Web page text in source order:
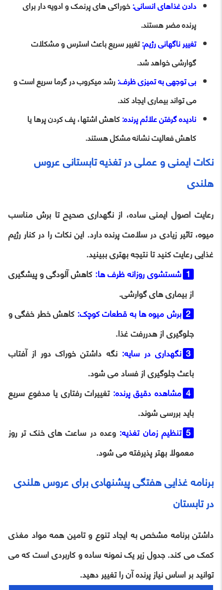
دادن غذاهای انسانی:خوراکی های پرنمک و ادویه دار برای
پرنده مضر هستند.
تغییر ناگهانی رژیم:تغییر سریع باعث استرس و مشکلات
گوارشی خواهد شد.
بی توجهی به تمیزی ظرف:رشد میکروب در گرما سریع است و
می تواند بیماری ایجاد کند.
نادیده گرفتن علائم پرنده:کاهش اشتها، پف کردن پرها یا
کاهش فعالیت نشانه مشکل هستند.
نکات ایمنی و عملی در تغذیه تابستانی عروس
هلندی
رعایت اصول ایمنی ساده، از نگهداری صحیح تا برش مناسب
میوه، تاثیر زیادی در سلامت پرنده دارد. این نکات را در کنار رژیم
غذایی رعایت کنید تا نتیجه بهتری ببینید.
شستشوی روزانه ظرف ها:کاهش آلودگی و پیشگیری
از بیماری های گوارشی.
برش میوه ها به قطعات کوچک:کاهش خطر خفگی و
جلوگیری از هدررفت غذا.
نگهداری در سایه: نگه داشتن خوراک دور از آفتاب
باعث جلوگیری از فساد می شود.
مشاهده دقیق پرنده: تغییرات رفتاری یا مدفوع سریع
باید بررسی شوند.
تنظیم زمان تغذیه: وعده در ساعت های خنک تر روز
معمولا بهتر پذیرفته می شود.
برنامه غذایی هفتگی پیشنهادی برای عروس هلندی
در تابستان
داشتن برنامه مشخص به ایجاد تنوع و تامین همه مواد مغذی
کمک می کند. جدول زیر یک نمونه ساده و کاربردی است که می
توانید بر اساس نیاز پرنده آن را تغییر دهید.